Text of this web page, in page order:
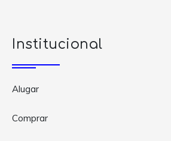
Institucional
Alugar
Comprar